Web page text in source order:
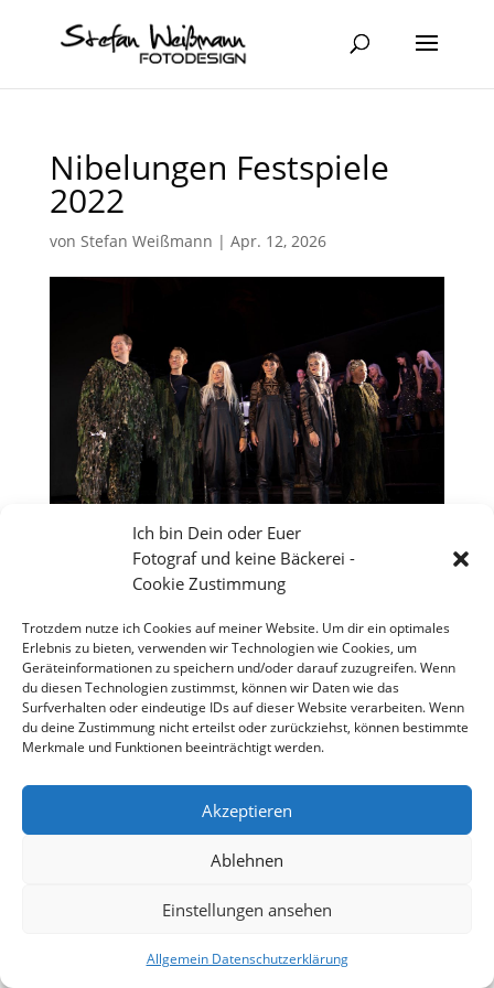
Ich bin Dein oder Euer
Fotograf und keine Bäckerei -
Cookie Zustimmung
Trotzdem nutze ich Cookies auf meiner Website. Um dir ein optimales
Erlebnis zu bieten, verwenden wir Technologien wie Cookies, um
Geräteinformationen zu speichern und/oder darauf zuzugreifen. Wenn
du diesen Technologien zustimmst, können wir Daten wie das
Surfverhalten oder eindeutige IDs auf dieser Website verarbeiten. Wenn
du deine Zustimmung nicht erteilst oder zurückziehst, können bestimmte
Merkmale und Funktionen beeinträchtigt werden.
Akzeptieren
Ablehnen
Einstellungen ansehen
Allgemein Datenschutzerklärung
Nibelungen Festspiele
2022
von Stefan Weißmann | Apr. 12, 2026
Großes Theater vor dem Wormser Kaiser Dom